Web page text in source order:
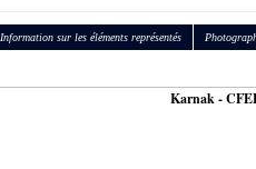
Information sur les éléments représentés